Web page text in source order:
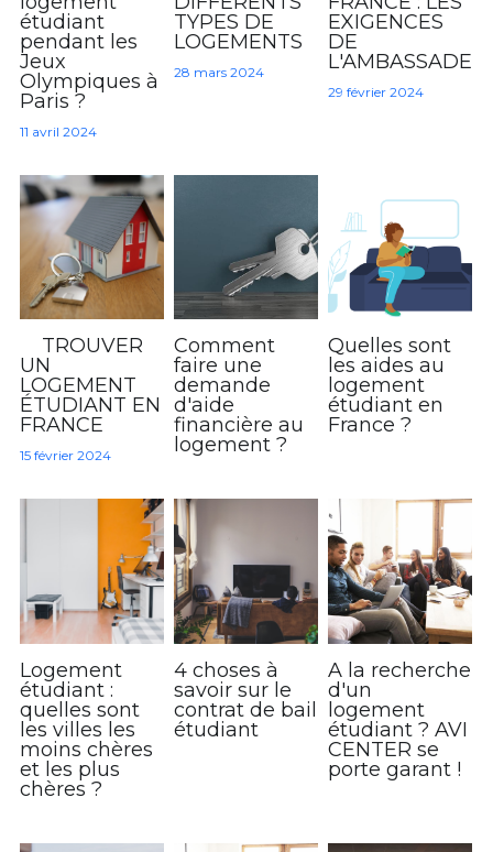
Espace abonné
étudiant
pendant les
Jeux
Olympiques à
Paris ?
11 avril 2024
TYPES DE
LOGEMENTS
28 mars 2024
EXIGENCES
DE
L'AMBASSADE
29 février 2024
TROUVER
UN
LOGEMENT
ÉTUDIANT EN
FRANCE
15 février 2024
Comment
faire une
demande
d'aide
financière au
logement ?
Quelles sont
les aides au
logement
étudiant en
France ?
Logement
étudiant :
quelles sont
les villes les
moins chères
et les plus
chères ?
4 choses à
savoir sur le
contrat de bail
étudiant
A la recherche
d'un
logement
étudiant ? AVI
CENTER se
porte garant !